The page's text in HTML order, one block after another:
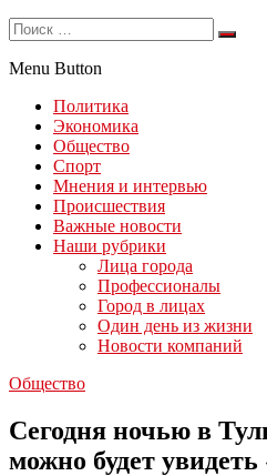
Menu Button
Политика
Экономика
Общество
Спорт
Мнения и интервью
Происшествия
Важные новости
Наши рубрики
Лица города
Профессионалы
Город в лицах
Один день из жизни
Новости компаний
Общество
Сегодня ночью в
можно будет